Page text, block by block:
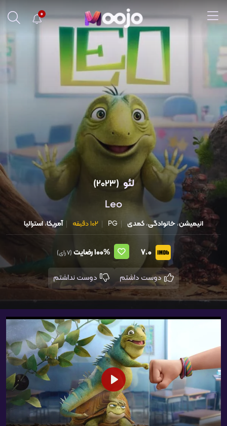
0
لئو (2023)
Leo
انیمیشن،خانوادگی،کمدی PG 102 دقیقه آمریکا،استرالیا
7.0
100%رضایت (7 رای)
دوست داشتم
شروع